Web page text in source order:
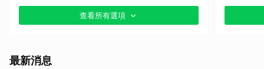
查看所有選項
最新消息